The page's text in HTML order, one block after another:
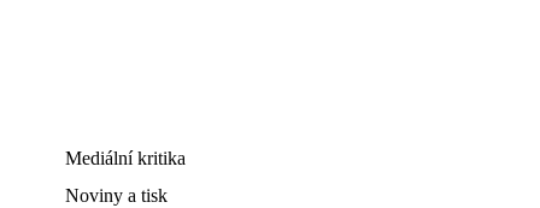
Mediální kritika
Noviny a tisk